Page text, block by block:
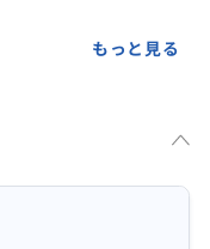
もっと見る